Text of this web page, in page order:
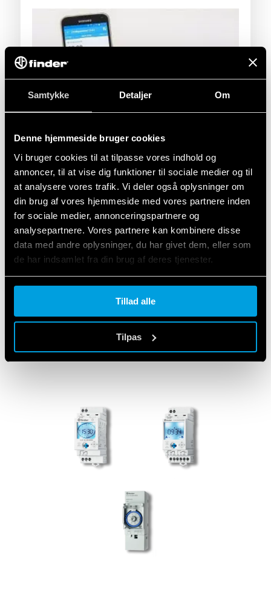
Samtykke Detaljer Om
Denne hjemmeside bruger cookies
Vi bruger cookies til at tilpasse vores indhold og
annoncer, til at vise dig funktioner til sociale medier og til
at analysere vores trafik. Vi deler også oplysninger om
din brug af vores hjemmeside med vores partnere inden
for sociale medier, annonceringspartnere og
analysepartnere. Vores partnere kan kombinere disse
data med andre oplysninger, du har givet dem, eller som
de har indsamlet fra din brug af deres tjenester.
Cookie policy.
Tillad alle
Tilpas
ANVENDTE PRODUKTER